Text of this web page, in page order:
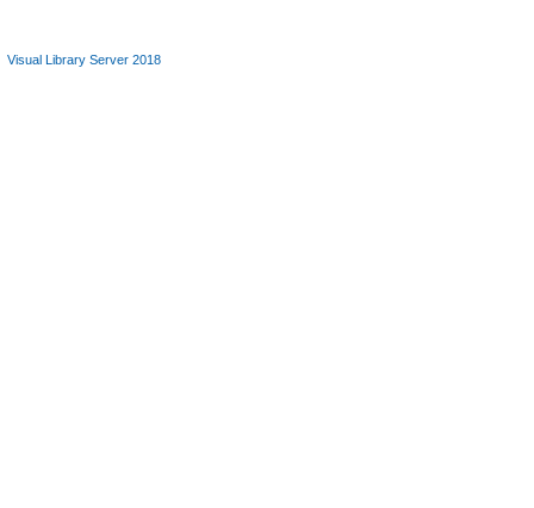
Visual Library Server 2018